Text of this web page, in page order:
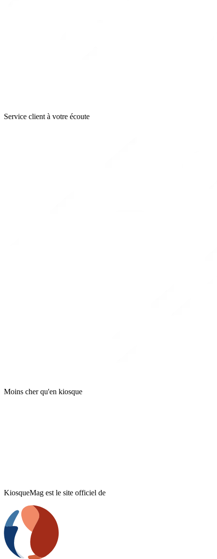
Service client à votre écoute
Moins cher qu'en kiosque
KiosqueMag est le site officiel de